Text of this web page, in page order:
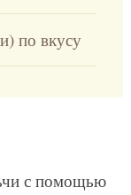
по вкусу
с помощью